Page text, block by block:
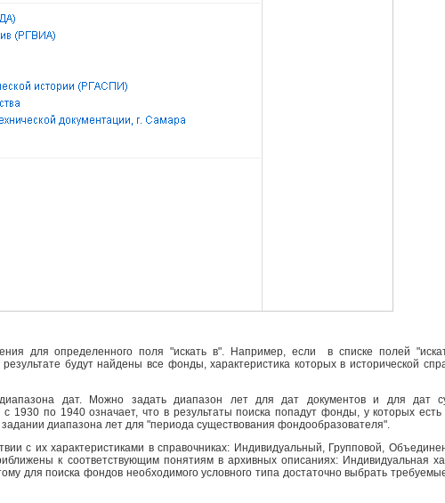
для определенного поля "искать в". Например, если в списке полей
будут найдены все фонды, характеристика которых в исторической
дат. Можно задать диапазон лет для дат документов и для дат
по 1940 означает, что в результаты поиска попадут фонды, у которых
диапазона лет для "периода существования фондообразователя".
с их характеристиками в справочниках: Индивидуальный, Групповой,
к соответствующим понятиям в архивных описаниях: Индивидуальная
для поиска фондов необходимого условного типа достаточно выбрать